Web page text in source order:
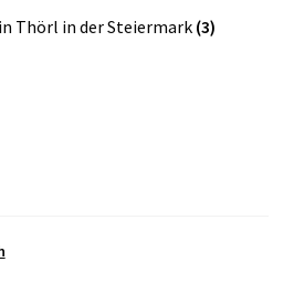
Thörl in der Steiermark (3)